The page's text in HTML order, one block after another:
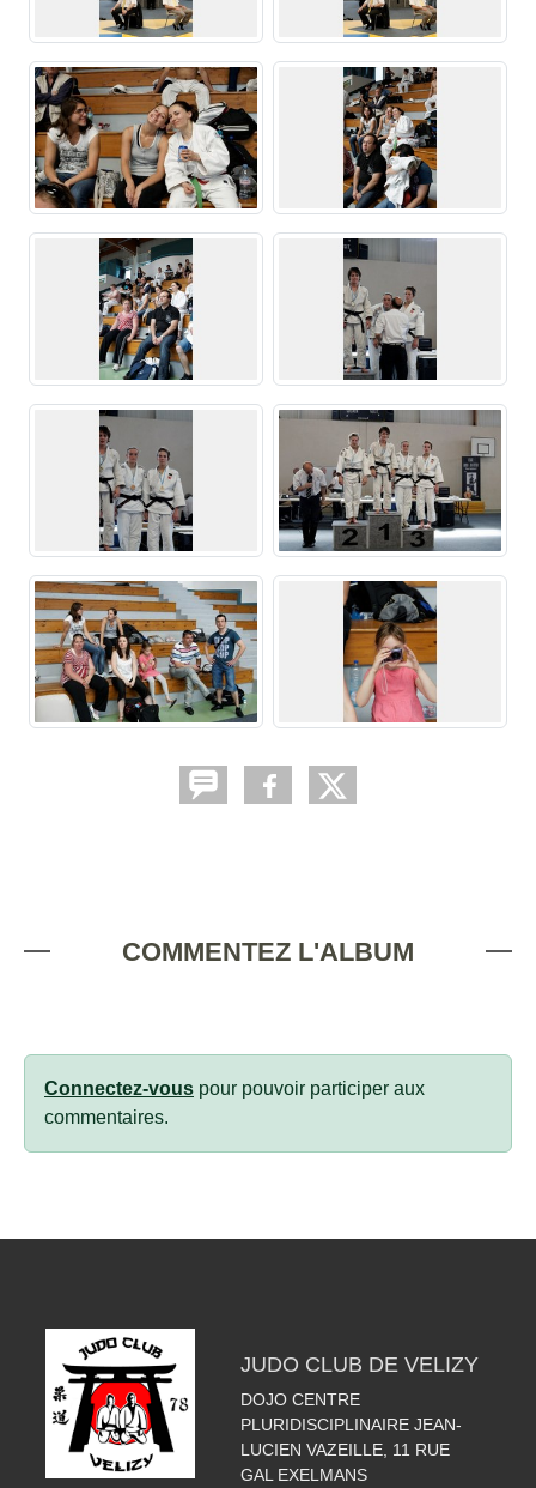
COMMENTEZ L'ALBUM
Connectez-vous pour pouvoir participer aux
commentaires.
JUDO CLUB DE VELIZY
DOJO CENTRE
PLURIDISCIPLINAIRE JEAN-
LUCIEN VAZEILLE, 11 RUE
GAL EXELMANS